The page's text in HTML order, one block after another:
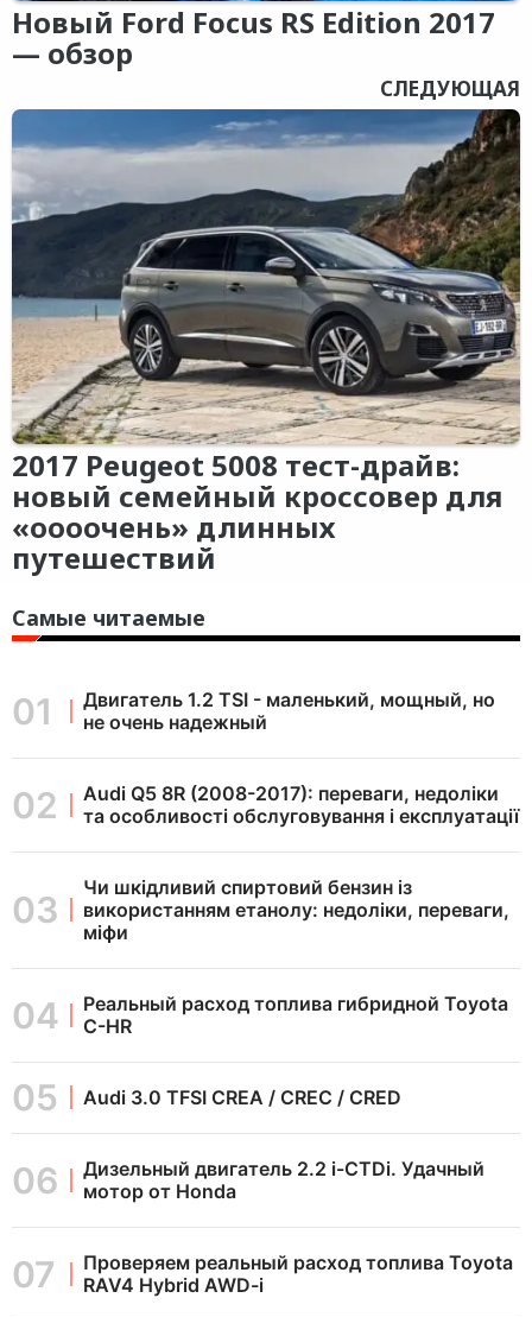
Новый Ford Focus RS Edition 2017
— обзор
СЛЕДУЮЩАЯ
2017 Peugeot 5008 тест-драйв:
новый семейный кроссовер для
«оооочень» длинных
путешествий
Самые читаемые
Двигатель 1.2 TSI - маленький, мощный, но
не очень надежный
Audi Q5 8R (2008-2017): переваги, недоліки
та особливості обслуговування і експлуатації
Чи шкідливий спиртовий бензин із
використанням етанолу: недоліки, переваги,
міфи
Реальный расход топлива гибридной Toyota
C-HR
Audi 3.0 TFSI CREA / CREC / CRED
Дизельный двигатель 2.2 i-CTDi. Удачный
мотор от Honda
Проверяем реальный расход топлива Toyota
RAV4 Hybrid AWD-i